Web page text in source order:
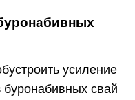
усиление
свай